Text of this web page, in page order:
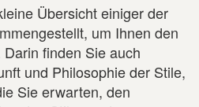
Übersicht einiger der
um Ihnen den
finden Sie auch
und Philosophie der Stile,
Sie erwarten, den